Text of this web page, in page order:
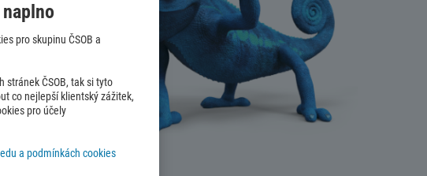
světě.
pro skupinu ČSOB a
ČSOB, tak si tyto
co nejlepší klientský zážitek,
pro účely
a podmínkách cookies